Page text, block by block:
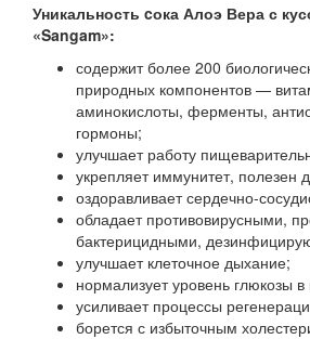
Уникальность cока Алоэ Вера с
«Sangam»:
содержит более 200
природных компонентов —
аминокислоты, ферменты,
гормоны;
улучшает работу
укрепляет иммунитет, полезен
оздоравливает сердечно-
обладает противовирусными,
бактерицидными,
улучшает клеточное дыхание;
нормализует уровень глюкозы в
усиливает процессы
борется с избыточным